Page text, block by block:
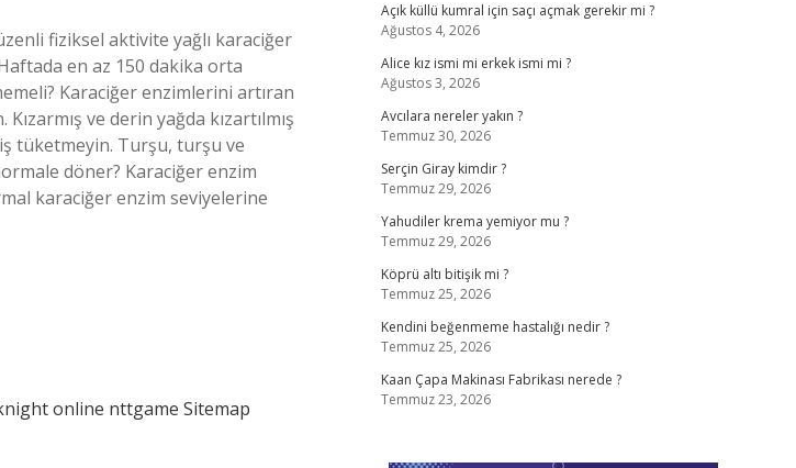
fiziksel aktivite yağlı karaciğer
en az 150 dakika orta
Karaciğer enzimlerini artıran
ve derin yağda kızartılmış
tüketmeyin. Turşu, turşu ve
döner? Karaciğer enzim
karaciğer enzim seviyelerine
online nttgame Sitemap
Açık küllü kumral için saçı açmak gerekir mi ?
Ağustos 4, 2026
Alice kız ismi mi erkek ismi mi ?
Ağustos 3, 2026
Avcılara nereler yakın ?
Temmuz 30, 2026
Serçin Giray kimdir ?
Temmuz 29, 2026
Yahudiler krema yemiyor mu ?
Temmuz 29, 2026
Köprü altı bitişik mi ?
Temmuz 25, 2026
Kendini beğenmeme hastalığı nedir ?
Temmuz 25, 2026
Kaan Çapa Makinası Fabrikası nerede ?
Temmuz 23, 2026